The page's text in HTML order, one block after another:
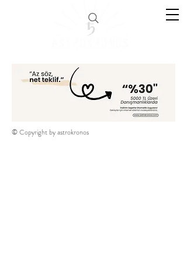
© Copyright by astrokronos